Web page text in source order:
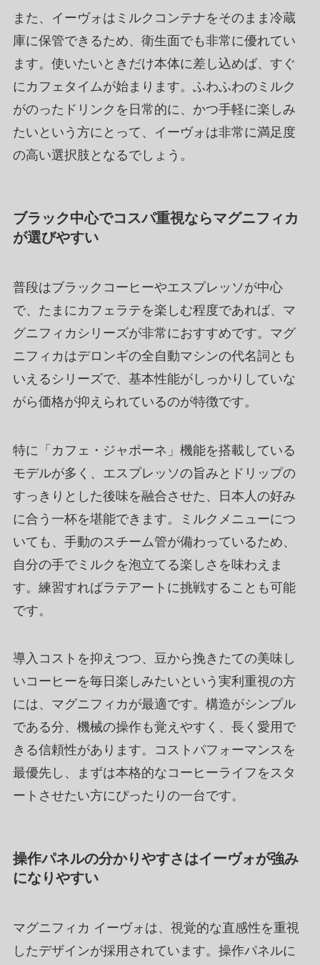
また、イーヴォはミルクコンテナをそのまま冷蔵
庫に保管できるため、衛生面でも非常に優れてい
ます。使いたいときだけ本体に差し込めば、すぐ
にカフェタイムが始まります。ふわふわのミルク
がのったドリンクを日常的に、かつ手軽に楽しみ
たいという方にとって、イーヴォは非常に満足度
の高い選択肢となるでしょう。
ブラック中心でコスパ重視ならマグニフィカ
が選びやすい
普段はブラックコーヒーやエスプレッソが中心
で、たまにカフェラテを楽しむ程度であれば、マ
グニフィカシリーズが非常におすすめです。マグ
ニフィカはデロンギの全自動マシンの代名詞とも
いえるシリーズで、基本性能がしっかりしていな
がら価格が抑えられているのが特徴です。
特に「カフェ・ジャポーネ」機能を搭載している
モデルが多く、エスプレッソの旨みとドリップの
すっきりとした後味を融合させた、日本人の好み
に合う一杯を堪能できます。ミルクメニューにつ
いても、手動のスチーム管が備わっているため、
自分の手でミルクを泡立てる楽しさを味わえま
す。練習すればラテアートに挑戦することも可能
です。
導入コストを抑えつつ、豆から挽きたての美味し
いコーヒーを毎日楽しみたいという実利重視の方
には、マグニフィカが最適です。構造がシンプル
である分、機械の操作も覚えやすく、長く愛用で
きる信頼性があります。コストパフォーマンスを
最優先し、まずは本格的なコーヒーライフをスタ
ートさせたい方にぴったりの一台です。
操作パネルの分かりやすさはイーヴォが強み
になりやすい
マグニフィカ イーヴォは、視覚的な直感性を重視
したデザインが採用されています。操作パネルに